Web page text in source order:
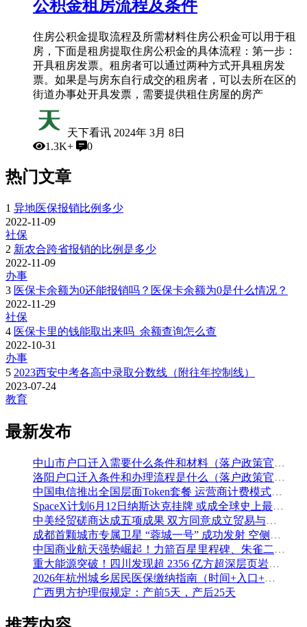
公积金租房流程及条件
住房公积金提取流程及所需材料住房公积金可以用于租
房，下面是租房提取住房公积金的具体流程：第一步：
开具租房发票。租房者可以通过两种方式开具租房发
票。如果是与房东自行成交的租房者，可以去所在区的
街道办事处开具发票，需要提供租住房屋的房产
天下看讯 2024年 3月 8日
1.3K+
0
热门文章
1 异地医保报销比例多少
2022-11-09
社保
2 新农合跨省报销的比例是多少
2022-11-09
办事
3 医保卡余额为0还能报销吗？医保卡余额为0是什么情况？
2022-11-29
社保
4 医保卡里的钱能取出来吗_余额查询怎么查
2022-10-31
办事
5 2023西安中考各高中录取分数线（附往年控制线）
2023-07-24
教育
最新发布
中山市户口迁入需要什么条件和材料（落户政策官方解读）
洛阳户口迁入条件和办理流程是什么（落户政策官方问答汇总）
中国电信推出全国层面Token套餐 运营商计费模式从”流量”迈向”算力”
SpaceX计划6月12日纳斯达克挂牌 或成全球史上最大规模IPO
中美经贸磋商达成五项成果 双方同意成立贸易与投资双理事会
成都首颗城市专属卫星 “蓉城一号” 成功发射 空侧直转模式同步落地 双重大突破助力国际门户枢纽建设
中国商业航天强势崛起！力箭百星里程碑、朱雀二号改进型发射成功
重大能源突破！四川发现超 2356 亿方超深层页岩气田，保障国家能源安全
2026年杭州城乡居民医保缴纳指南（时间+入口+金额）
广西男方护理假规定：产前5天，产后25天